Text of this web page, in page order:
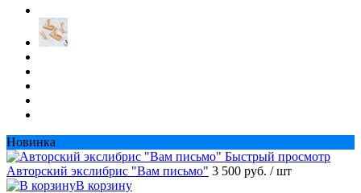
Новинка
Быстрый просмотр
Авторский экслибрис "Вам письмо" 3 500 руб. / шт
В корзину